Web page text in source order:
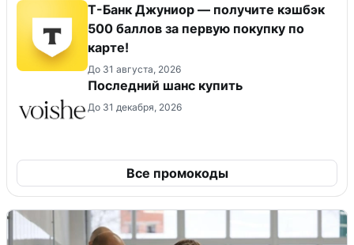
Т-Банк Джуниор — получите кэшбэк
500 баллов за первую покупку по
карте!
До 31 августа, 2026
Последний шанс купить
До 31 декабря, 2026
Все промокоды